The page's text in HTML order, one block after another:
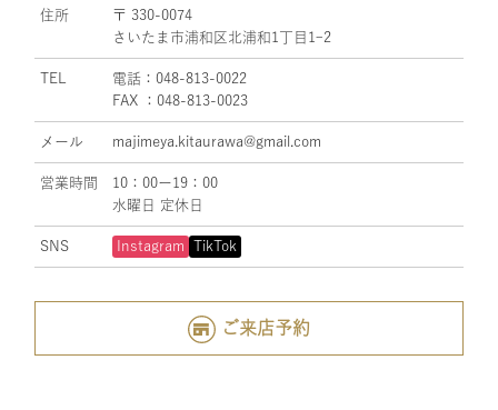
住所
〒 330-0074
さいたま市浦和区北浦和1丁目1ｰ2
TEL
電話：048-813-0022
FAX ：048-813-0023
メール majimeya.kitaurawa@gmail.com
営業時間
10：00ー19：00
水曜日 定休日
SNS Instagram TikTok
ご来店予約